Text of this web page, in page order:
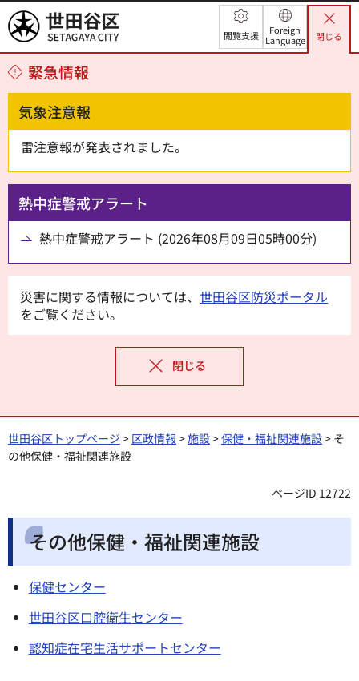
世田谷区 閲覧支援
Foreign
Language
閉じる
緊急情報
気象注意報
雷注意報が発表されました。
熱中症警戒アラート
熱中症警戒アラート (2026年08月09日05時00分)
災害に関する情報については、 世田谷区防災ポータル
をご覧ください。
閉じる
世田谷区トップページ > 区政情報 >施設>保健・福祉関連施設> そ
の他保健・福祉関連施設
ページID 12722
その他保健・福祉関連施設
保健センター
世田谷区口腔衛生センター
認知症在宅生活サポートセンター